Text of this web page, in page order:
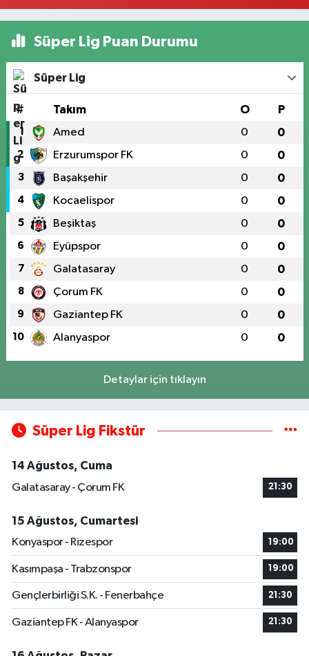
Süper Lig Puan Durumu
Süper Lig
# Takım O P
1 Amed 0 0
2 Erzurumspor FK 0 0
3 Başakşehir 0 0
4 Kocaelispor 0 0
5 Beşiktaş 0 0
6 Eyüpspor 0 0
7 Galatasaray 0 0
8 Çorum FK 0 0
9 Gaziantep FK 0 0
10 Alanyaspor 0 0
Detaylar için tıklayın
Süper Lig Fikstür
14 Ağustos, Cuma
Galatasaray - Çorum FK
21:30
15 Ağustos, Cumartesi
Konyaspor - Rizespor
19:00
Kasımpaşa - Trabzonspor 19:00
Gençlerbirliği S.K. - Fenerbahçe 21:30
Gaziantep FK - Alanyaspor 21:30